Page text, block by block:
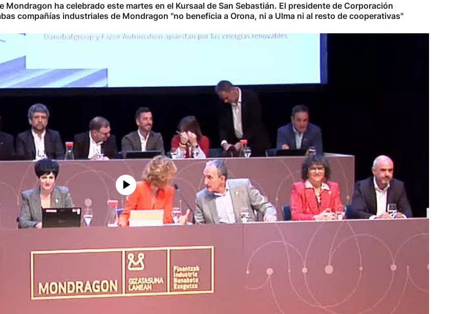
Mondragon ha celebrado este martes en el Kursaal de San Sebastián. El presidente de Corporación
compañías industriales de Mondragon "no beneficia a Orona, ni a Ulma ni al resto de cooperativas"